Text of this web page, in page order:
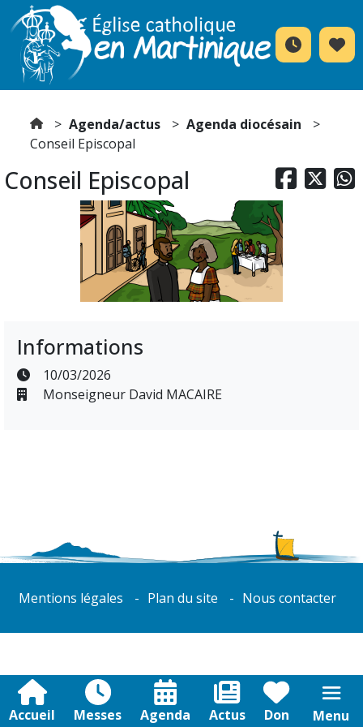
Accueil Messes Agenda Actus Don Menu
Agenda/actus
Agenda diocésain
Conseil Episcopal
  
Conseil Episcopal
Informations
10/03/2026
Monseigneur David MACAIRE
Mentions légales Plan du site Nous contacter